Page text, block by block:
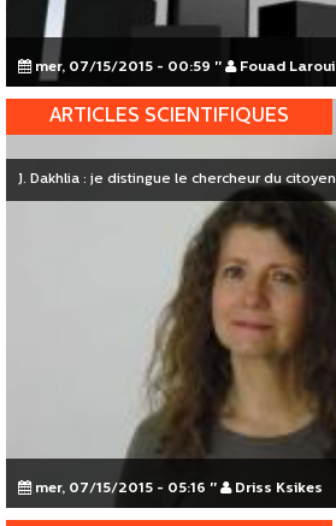
mer, 07/15/2015 - 00:59 " Fouad Laroui
J. Dakhlia : je distingue le chercheur du citoyen
ARTICLES SCIENTIFIQUES
mer, 07/15/2015 - 05:16 " Driss Ksikes